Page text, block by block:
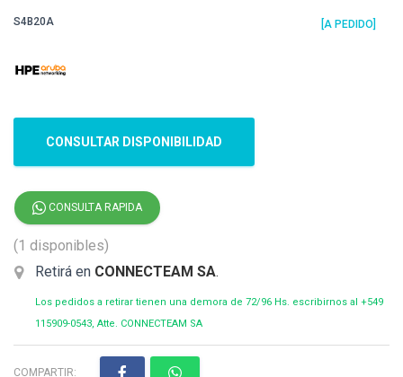
S4B20A [A PEDIDO]
CONSULTAR DISPONIBILIDAD
CONSULTA RAPIDA
(1 disponibles)
Retirá en CONNECTEAM SA.
Los pedidos a retirar tienen una demora de 72/96 Hs. escribirnos al +549
115909-0543, Atte. CONNECTEAM SA
COMPARTIR: